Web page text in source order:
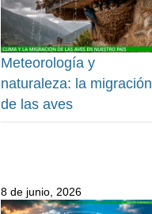
Meteorología y
naturaleza: la migración
de las aves
8 de junio, 2026